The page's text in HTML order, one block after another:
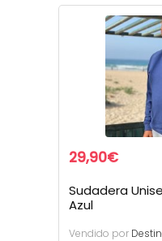
29,90€
Sudadera
Azul
Vendido por